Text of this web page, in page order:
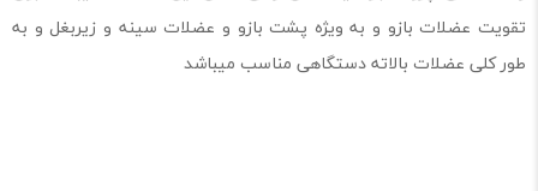
تقویت عضلات بازو و به ویژه پشت بازو و عضلات سینه و زیربغل و به
طور کلی عضلات بالاته دستگاهی مناسب میباشد